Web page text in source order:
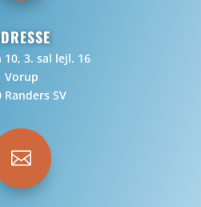
10, 3. sal lejl. 16
Vorup
Randers SV
